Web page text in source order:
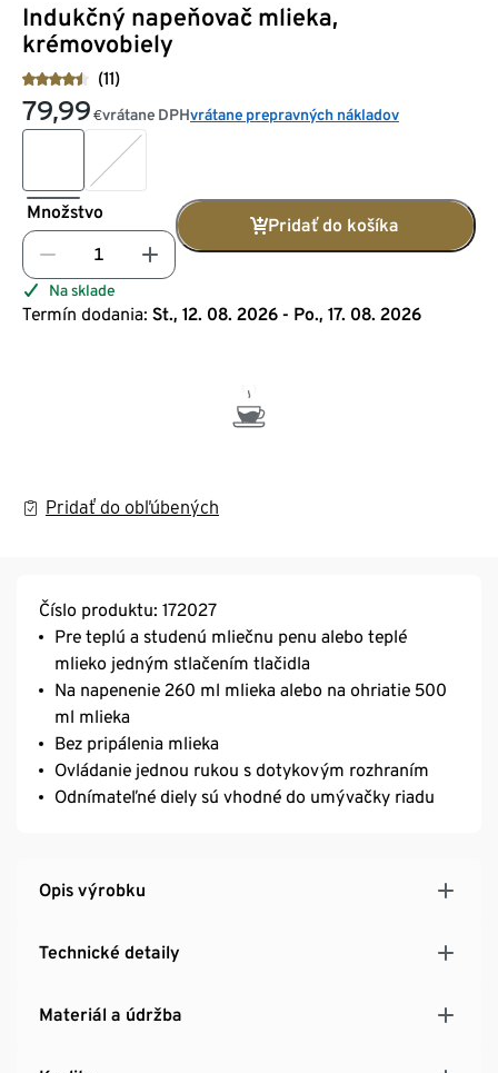
Indukčný napeňovač mlieka,
krémovobiely
(11)
79,99 €vrátane DPHvrátane prepravných nákladov
Množstvo
Pridať do košíka
Na sklade
Termín dodania: St., 12. 08. 2026 - Po., 17. 08. 2026
Pridať do obľúbených
Číslo produktu: 172027
Pre teplú a studenú mliečnu penu alebo teplé
mlieko jedným stlačením tlačidla
Na napenenie 260 ml mlieka alebo na ohriatie 500
ml mlieka
Bez pripálenia mlieka
Ovládanie jednou rukou s dotykovým rozhraním
Odnímateľné diely sú vhodné do umývačky riadu
Opis výrobku
Technické detaily
Materiál a údržba